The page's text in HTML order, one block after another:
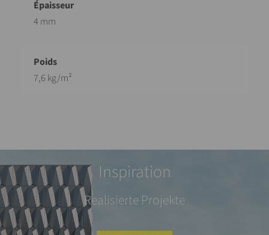
4 mm
7,6 kg/m²
Inspiration
Realisierte Projekte